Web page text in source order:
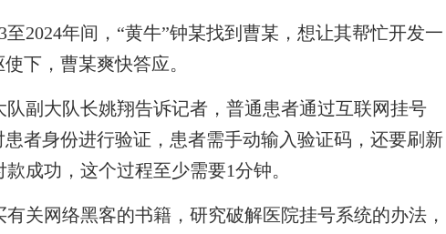
年间，“黄牛”钟某找到曹某，想让其帮忙开发一
下，曹某爽快答应。
大队长姚翔告诉记者，普通患者通过互联网挂号
者身份进行验证，患者需手动输入验证码，还要刷新
成功，这个过程至少需要1分钟。
网络黑客的书籍，研究破解医院挂号系统的办法，